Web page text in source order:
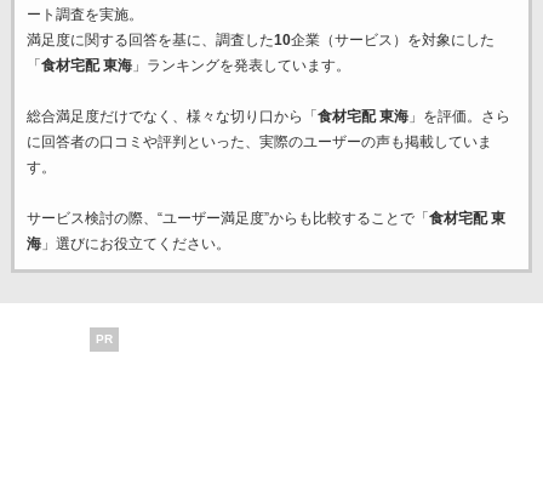
ート調査を実施。
満足度に関する回答を基に、調査した10企業（サービス）を対象にした
「 食材宅配 東海」ランキングを発表しています。
総合満足度だけでなく、様々な切り口から「 食材宅配 東海」を評価。さら
に回答者の口コミや評判といった、実際のユーザーの声も掲載していま
す。
サービス検討の際、“ユーザー満足度”からも比較することで「 食材宅配 東
海」選びにお役立てください。
PR